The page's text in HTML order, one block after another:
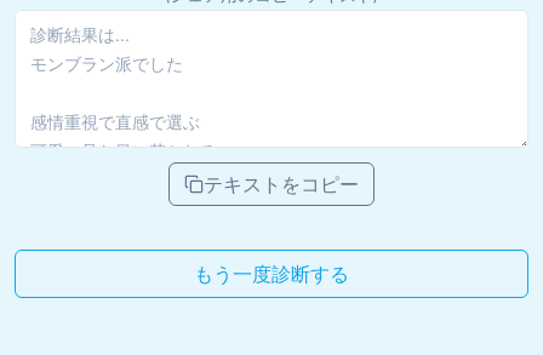
テキストをコピー
もう一度診断する